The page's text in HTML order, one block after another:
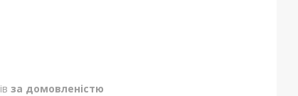
за домовленістю